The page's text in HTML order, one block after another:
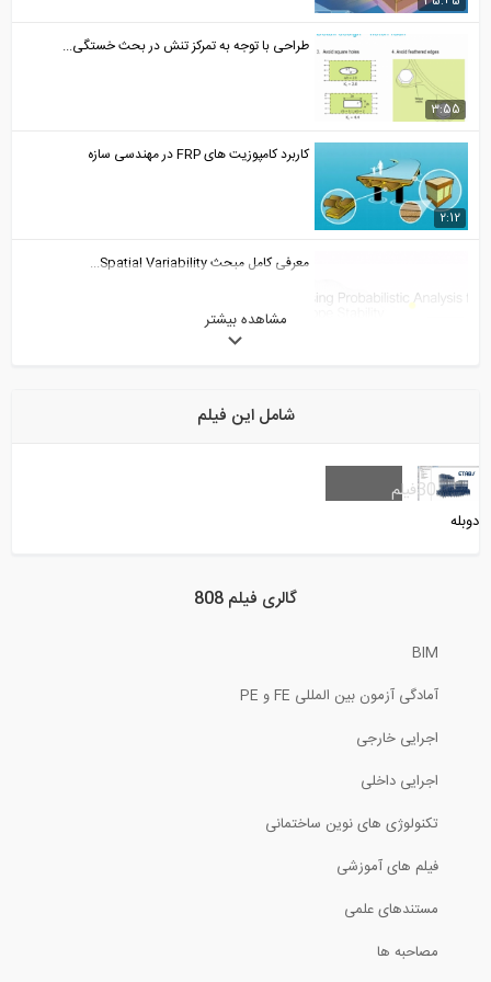
3:55
طراحی با توجه به تمرکز تنش در بحث خستگی...
2:12
کاربرد کامپوزیت های FRP در مهندسی سازه
معرفی کامل مبحث Spatial Variability...
20:22
وبینار اتودسک در مورد هوش مصنوعی در...
فیلم اموزشی چگونه در موقعیت شغلی نقشه...
مشاهده بیشتر
شامل این فیلم
دوبله
30فیلم
گالری فیلم 808
BIM
آمادگی آزمون بین المللی FE و PE
اجرایی خارجی
اجرایی داخلی
تکنولوژی های نوین ساختمانی
فیلم های آموزشی
مستندهای علمی
مصاحبه ها